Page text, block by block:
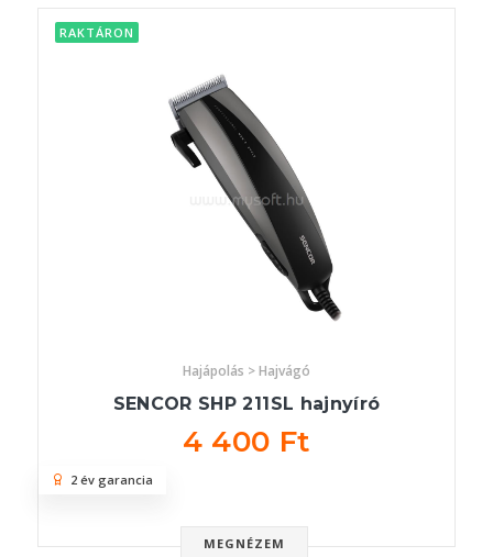
RAKTÁRON
Hajápolás > Hajvágó
SENCOR SHP 211SL hajnyíró
4 400 Ft
MEGNÉZEM
2 év garancia